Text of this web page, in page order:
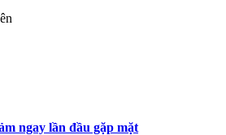
ngay lần đầu gặp mặt